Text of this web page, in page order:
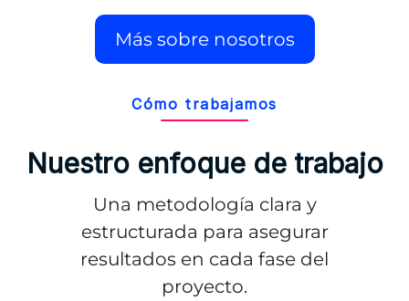
Más sobre nosotros
Cómo trabajamos
Nuestro enfoque de trabajo
Una metodología clara y
estructurada para asegurar
resultados en cada fase del
proyecto.